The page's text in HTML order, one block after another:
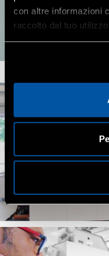
con altre informazioni
raccolto dal tuo